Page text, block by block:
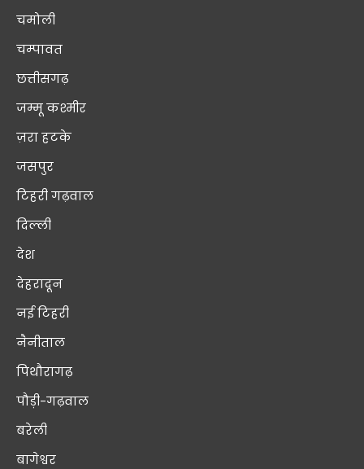
चमोली
चम्पावत
छत्तीसगढ़
जम्मू कश्मीर
ज़रा हटके
जसपुर
टिहरी गढ़वाल
दिल्ली
देश
देहरादून
नई टिहरी
नैनीताल
पिथौरागढ़
पौड़ी-गढ़वाल
बरेली
बागेश्वर